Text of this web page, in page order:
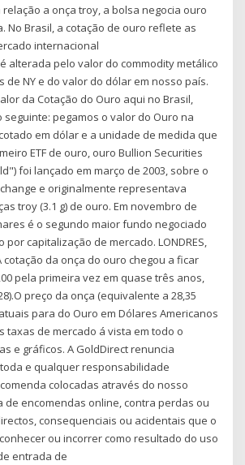
a onça troy, a bolsa negocia ouro
No Brasil, a cotação de ouro reflete as
internacional
alterada pelo valor do commodity metálico
de NY e do valor do dólar em nosso país.
da Cotação do Ouro aqui no Brasil,
pegamos o valor do Ouro na
em dólar e a unidade de medida que
ETF de ouro, ouro Bullion Securities
foi lançado em março de 2003, sobre o
e originalmente representava
troy (3.1 g) de ouro. Em novembro de
é o segundo maior fundo negociado
por capitalização de mercado. LONDRES,
cotação da onça do ouro chegou a ficar
pela primeira vez em quase três anos,
preço da onça (equivalente a 28,35
para do Ouro em Dólares Americanos
taxas de mercado á vista em todo o
e gráficos. A GoldDirect renuncia
e qualquer responsabilidade
colocadas através do nosso
de encomendas online, contra perdas ou
consequenciais ou acidentais que o
ou incorrer como resultado do uso
entrada de